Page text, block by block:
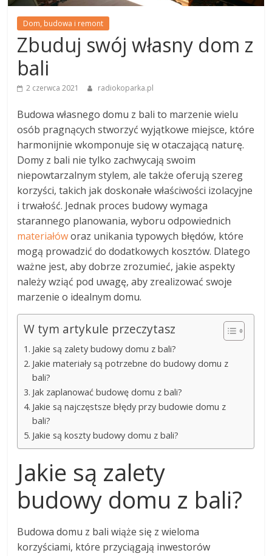
Dom, budowa i remont
Zbuduj swój własny dom z
bali
2 czerwca 2021 radiokoparka.pl
Budowa własnego domu z bali to marzenie wielu
osób pragnących stworzyć wyjątkowe miejsce, które
harmonijnie wkomponuje się w otaczającą naturę.
Domy z bali nie tylko zachwycają swoim
niepowtarzalnym stylem, ale także oferują szereg
korzyści, takich jak doskonałe właściwości izolacyjne
i trwałość. Jednak proces budowy wymaga
starannego planowania, wyboru odpowiednich
materiałóworaz unikania typowych błędów, które
mogą prowadzić do dodatkowych kosztów. Dlatego
ważne jest, aby dobrze zrozumieć, jakie aspekty
należy wziąć pod uwagę, aby zrealizować swoje
marzenie o idealnym domu.
W tym artykule przeczytasz
Jakie są zalety budowy domu z bali?
Jakie materiały są potrzebne do budowy domu z
bali?
Jak zaplanować budowę domu z bali?
Jakie są najczęstsze błędy przy budowie domu z
bali?
Jakie są koszty budowy domu z bali?
Jakie są zalety
budowy domu z bali?
Budowa domu z bali wiąże się z wieloma
korzyściami, które przyciągają inwestorów